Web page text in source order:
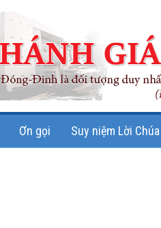
Ơn gọi Suy niệm Lời Chúa